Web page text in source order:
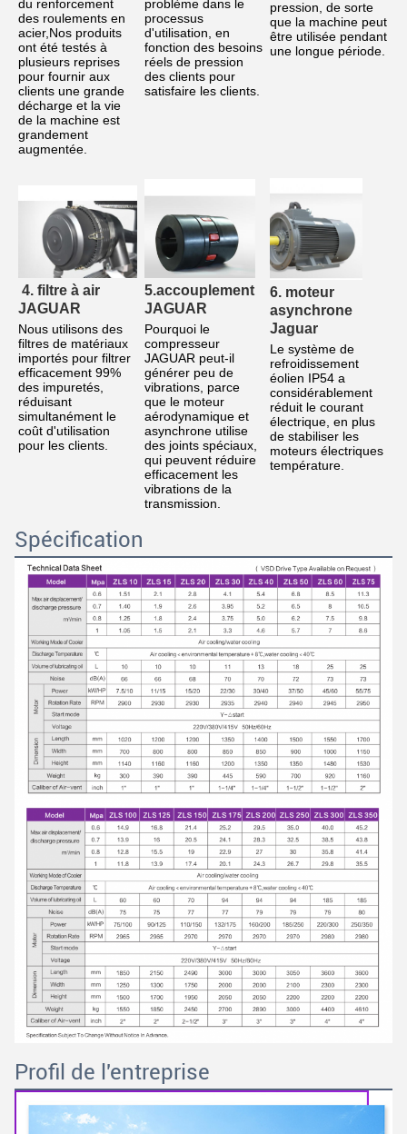
du renforcement
des roulements en
acier,Nos produits
ont été testés à
plusieurs reprises
pour fournir aux
clients une grande
décharge et la vie
de la machine est
grandement
augmentée.
problème dans le
processus
d'utilisation, en
fonction des besoins
réels de pression
des clients pour
satisfaire les clients.
pression, de sorte
que la machine peut
être utilisée pendant
une longue période.
4. filtre à air
JAGUAR
Nous utilisons des
filtres de matériaux
importés pour filtrer
efficacement 99%
des impuretés,
réduisant
simultanément le
coût d'utilisation
pour les clients.
5.accouplement
JAGUAR
Pourquoi le
compresseur
JAGUAR peut-il
générer peu de
vibrations, parce
que le moteur
aérodynamique et
asynchrone utilise
des joints spéciaux,
qui peuvent réduire
efficacement les
vibrations de la
transmission.
6. moteur
asynchrone
Jaguar
Le système de
refroidissement
éolien IP54 a
considérablement
réduit le courant
électrique, en plus
de stabiliser les
moteurs électriques
température.
Spécification
Profil de l'entreprise